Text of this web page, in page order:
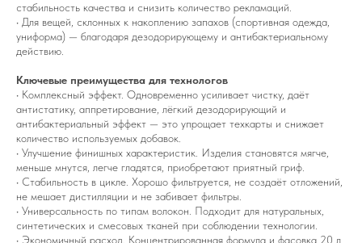
стабильность качества и снизить количество рекламаций.
• Для вещей, склонных к накоплению запахов (спортивная одежда,
униформа) — благодаря дезодорирующему и антибактериальному
действию.
Ключевые преимущества для технологов
• Комплексный эффект. Одновременно усиливает чистку, даёт
антистатику, аппретирование, лёгкий дезодорирующий и
антибактериальный эффект — это упрощает техкарты и снижает
количество используемых добавок.
• Улучшение финишных характеристик. Изделия становятся мягче,
меньше мнутся, легче гладятся, приобретают приятный гриф.
• Стабильность в цикле. Хорошо фильтруется, не создаёт отложений,
не мешает дистилляции и не забивает фильтры.
• Универсальность по типам волокон. Подходит для натуральных,
синтетических и смесовых тканей при соблюдении технологии.
• Экономичный расход. Концентрированная формула и фасовка 20 л